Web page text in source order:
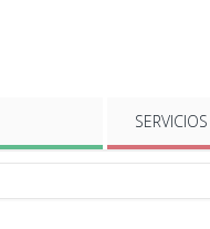
SERVICIOS